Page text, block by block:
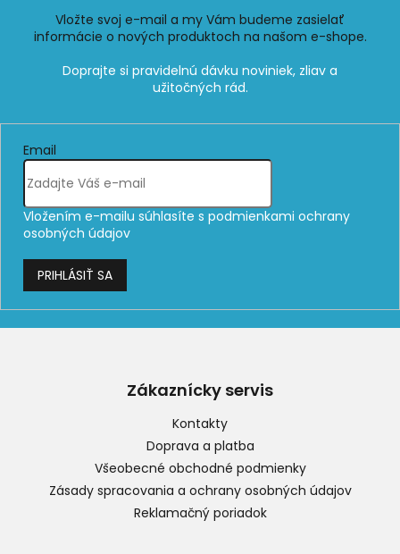
Vložte svoj e-mail a my Vám budeme zasielať
informácie o nových produktoch na našom e-shope.
Email
Vložením e-mailu súhlasíte s podmienkami ochrany
osobných údajov
PRIHLÁSIŤ SA
Zákaznícky servis
Kontakty
Doprava a platba
Všeobecné obchodné podmienky
Zásady spracovania a ochrany osobných údajov
Reklamačný poriadok